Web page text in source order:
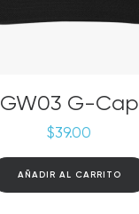
GW03 G-Cap
$39.00
AÑADIR AL CARRITO